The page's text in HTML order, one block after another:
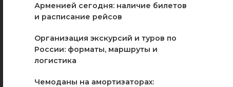
Арменией сегодня: наличие билетов
и расписание рейсов
Организация экскурсий и туров по
России: форматы, маршруты и
логистика
Чемоданы на амортизаторах: